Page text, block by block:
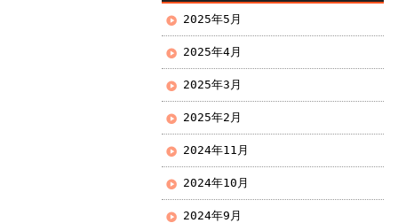
2025年5月
2025年4月
2025年3月
2025年2月
2024年11月
2024年10月
2024年9月